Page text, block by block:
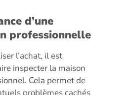
d’une
professionnelle
l’achat, il est
inspecter la maison
Cela permet de